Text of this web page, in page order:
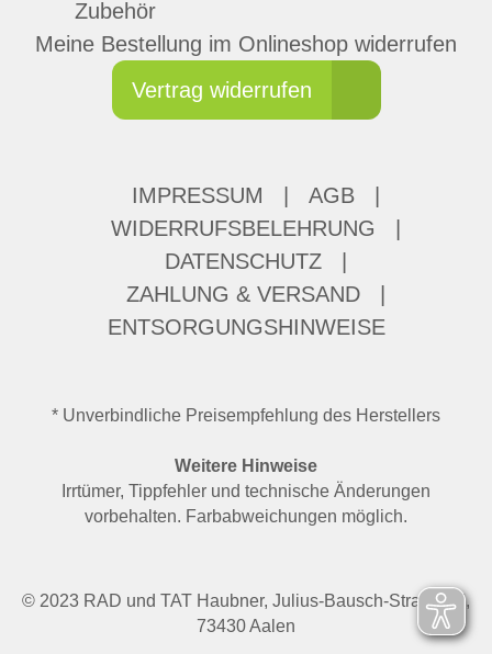
Zubehör
Meine Bestellung im Onlineshop widerrufen
Vertrag widerrufen
IMPRESSUM AGB
WIDERRUFSBELEHRUNG
DATENSCHUTZ
ZAHLUNG & VERSAND
ENTSORGUNGSHINWEISE
* Unverbindliche Preisempfehlung des Herstellers
Weitere Hinweise
Irrtümer, Tippfehler und technische Änderungen
vorbehalten. Farbabweichungen möglich.
© 2023 RAD und TAT Haubner, Julius-Bausch-Straße 37,
73430 Aalen